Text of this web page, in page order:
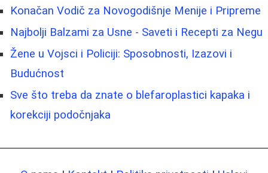
Konačan Vodič za Novogodišnje Menije i Pripreme
Najbolji Balzami za Usne - Saveti i Recepti za Negu
Žene u Vojsci i Policiji: Sposobnosti, Izazovi i
Budućnost
Sve što treba da znate o blefaroplastici kapaka i
korekciji podočnjaka